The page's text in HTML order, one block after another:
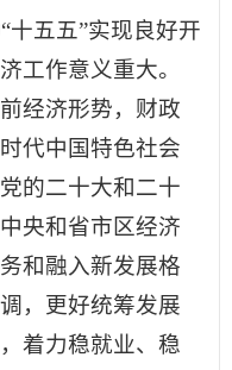
十五五”实现良好开
工作意义重大。
经济形势，财政
代中国特色社会
的二十大和二十
央和省市区经济
和融入新发展格
，更好统筹发展
着力稳就业、稳